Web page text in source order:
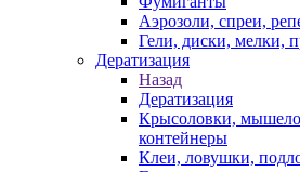
Аэрозоли, спреи,
Гели, диски, мелки,
Дератизация
Назад
Дератизация
Крысоловки,
контейнеры
Клеи, ловушки,